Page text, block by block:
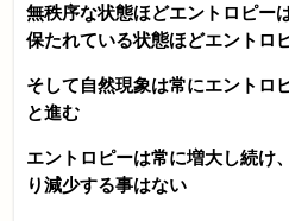
無秩序な状態ほどエントロピー
保たれている状態ほどエントロ
そして自然現象は常にエントロ
と進む
エントロピーは常に増大し続け
り減少する事はない